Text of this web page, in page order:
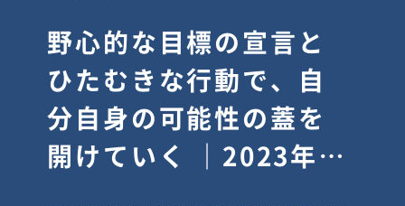
逆境では自分のスタン
スを変え“予想を裏切
り、期待を超える”【真
輔塾・前編】